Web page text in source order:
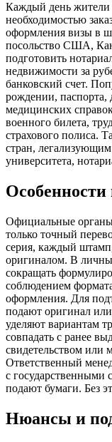
Каждый день жители
необходимостью
оформления визы в
посольство США,
подготовить
недвижимости за
банковский счет.
рождении, паспорта,
медицинских
военного билета,
страхового полиса.
стран,
университета,
Особенности
Официальные
только точный
серия, каждый
оригиналом. В
сокращать
соблюдением
оформления. Для
подают оригинал
уделяют вариантам
совпадать с ранее
свидетельством
Ответственный
с государственными
подают бумаги. Без
Нюансы и